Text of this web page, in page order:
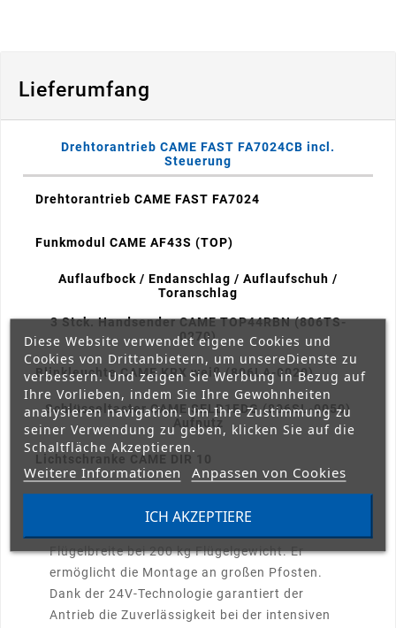
Lieferumfang
Drehtorantrieb CAME FAST FA7024CB incl.
Steuerung
Drehtorantrieb CAME FAST FA7024
Funkmodul CAME AF43S (TOP)
Auflaufbock / Endanschlag / Auflaufschuh /
Toranschlag
3 Stck. Handsender CAME TOP44RBN (806TS-
0270)
Blinkleuchte CAME KRX weiß (806LA-0020)
Schlüsseltaster CAME SELD1FDG (806SL-0050)
Aufputz
Lichtschranke CAME DIR 10
Der Drehtorantrieb CAME FAST FA7024CB incl.
Flügelbreite bei 200 kg Flügelgewicht. Er
ermöglicht die Montage an großen Pfosten.
Dank der 24V-Technologie garantiert der
Antrieb die Zuverlässigkeit bei der intensiven
Diese Website verwendet eigene Cookies und
Cookies von Drittanbietern, um unsereDienste zu
verbessern. Und zeigen Sie Werbung in Bezug auf
Ihre Vorlieben, indem Sie Ihre Gewohnheiten
analysieren navigation. Um Ihre Zustimmung zu
seiner Verwendung zu geben, klicken Sie auf die
Schaltfläche Akzeptieren.
Weitere Informationen Anpassen von Cookies
ICH AKZEPTIERE